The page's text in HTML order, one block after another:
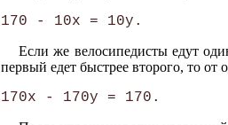
Если же велосипедисты едут
первый едет быстрее второго, то от